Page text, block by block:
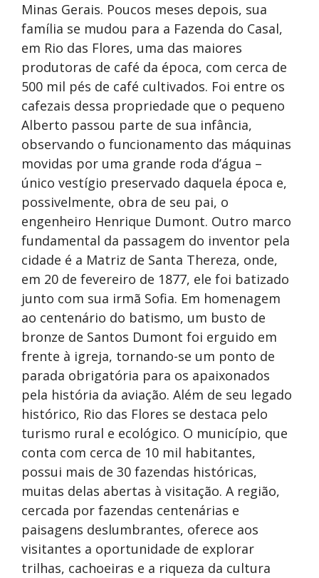
Minas Gerais. Poucos meses depois, sua
família se mudou para a Fazenda do Casal,
em Rio das Flores, uma das maiores
produtoras de café da época, com cerca de
500 mil pés de café cultivados. Foi entre os
cafezais dessa propriedade que o pequeno
Alberto passou parte de sua infância,
observando o funcionamento das máquinas
movidas por uma grande roda d’água –
único vestígio preservado daquela época e,
possivelmente, obra de seu pai, o
engenheiro Henrique Dumont. Outro marco
fundamental da passagem do inventor pela
cidade é a Matriz de Santa Thereza, onde,
em 20 de fevereiro de 1877, ele foi batizado
junto com sua irmã Sofia. Em homenagem
ao centenário do batismo, um busto de
bronze de Santos Dumont foi erguido em
frente à igreja, tornando-se um ponto de
parada obrigatória para os apaixonados
pela história da aviação. Além de seu legado
histórico, Rio das Flores se destaca pelo
turismo rural e ecológico. O município, que
conta com cerca de 10 mil habitantes,
possui mais de 30 fazendas históricas,
muitas delas abertas à visitação. A região,
cercada por fazendas centenárias e
paisagens deslumbrantes, oferece aos
visitantes a oportunidade de explorar
trilhas, cachoeiras e a riqueza da cultura